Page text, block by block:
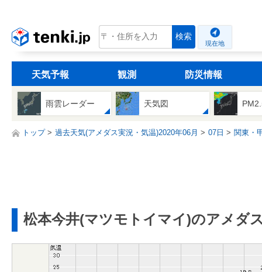
tenki.jp 検索
現在地
天気予報 観測 防災情報
雨雲レーダー 天気図
トップ 過去天気(アメダス実況・気温)2020年06月 07日 関東・
松本今井(マツモトイマイ)のアメダ